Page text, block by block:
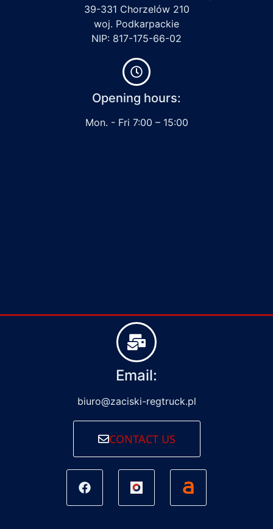
39-331 Chorzelów 210
woj. Podkarpackie
NIP: 817-175-66-02
Opening hours:
Mon. - Fri 7:00 – 15:00
Email:
biuro@zaciski-regtruck.pl
CONTACT US